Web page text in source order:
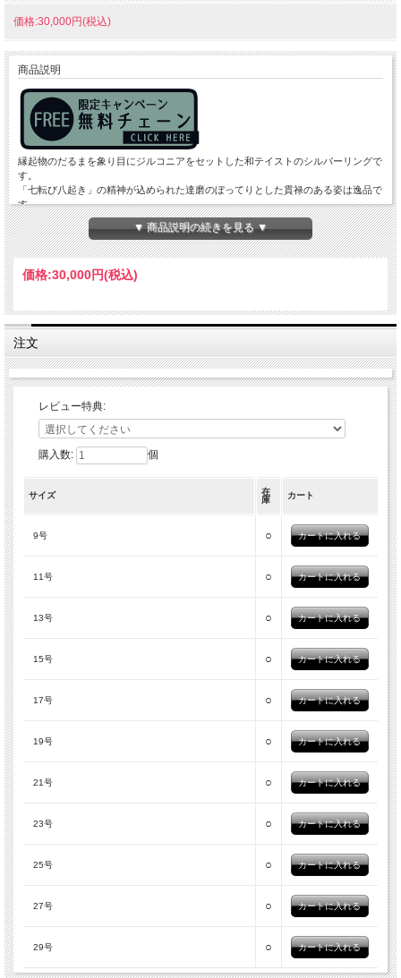
価格:30,000円(税込)
商品説明
縁起物のだるまを象り目にジルコニアをセットした和テイストのシルバーリングで
す。
「七転び八起き」の精神が込められた達磨のぼってりとした貫禄のある姿は逸品で
す。
あえて片目の眼入れにすることで、祈願成就の意味合いも含まれているアクセで
す。
素材:スターリングシルバー925 石:ホワイトジルコニア
サイズ[幅:20mm 厚さ:6mm 重さ:10g] ※サイズには多少の個体差があります。
▼ 商品説明の続きを見る ▼
価格:30,000円(税込)
注文
レビュー特典:
購入数: 個
サイズ
在
庫
カート
9号 ○
11号 ○
13号 ○
15号 ○
17号 ○
19号 ○
21号 ○
23号 ○
25号 ○
27号 ○
29号 ○